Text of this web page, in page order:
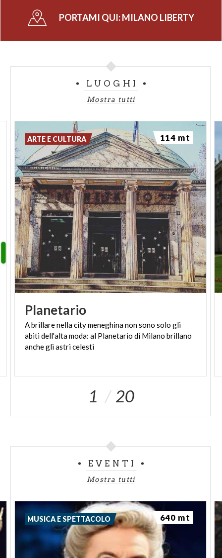
PORTAMI QUI:MILANO LIBERTY
LUOGHI
Mostra tutti
Planetario
A brillare nella city meneghina non sono solo gli
abiti dell'alta moda: al Planetario di Milano brillano
anche gli astri celesti
ARTE E CULTURA 114 mt
1 20
EVENTI
Mostra tutti
MUSICA E SPETTACOLO 640 mt